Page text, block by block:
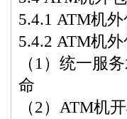
5.4.1 ATM机
5.4.2 ATM机
（1）统一服
命
（2）ATM机